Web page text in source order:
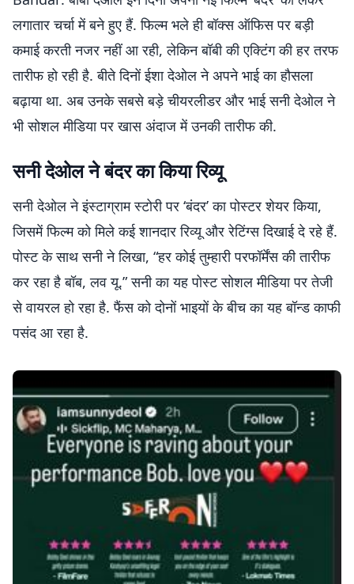
लगातार चर्चा में बने हुए हैं. फिल्म भले ही बॉक्स ऑफिस पर बड़ी
कमाई करती नजर नहीं आ रही, लेकिन बॉबी की एक्टिंग की हर तरफ
तारीफ हो रही है. बीते दिनों ईशा देओल ने अपने भाई का हौसला
बढ़ाया था. अब उनके सबसे बड़े चीयरलीडर और भाई सनी देओल ने
भी सोशल मीडिया पर खास अंदाज में उनकी तारीफ की.
सनी देओल ने बंदर का किया रिव्यू
सनी देओल ने इंस्टाग्राम स्टोरी पर ‘बंदर’ का पोस्टर शेयर किया,
जिसमें फिल्म को मिले कई शानदार रिव्यू और रेटिंग्स दिखाई दे रहे हैं.
पोस्ट के साथ सनी ने लिखा, “हर कोई तुम्हारी परफॉर्मेंस की तारीफ
कर रहा है बॉब, लव यू.” सनी का यह पोस्ट सोशल मीडिया पर तेजी
से वायरल हो रहा है. फैंस को दोनों भाइयों के बीच का यह बॉन्ड काफी
पसंद आ रहा है.